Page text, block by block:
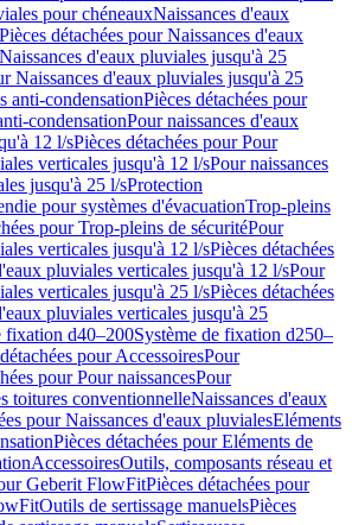
pour chéneauxNaissances d'eaux
Pièces détachées pour Naissances d'eaux
Naissances d'eaux pluviales jusqu'à 25
Naissances d'eaux pluviales jusqu'à 25
anti-condensationPièces détachées pour
condensationPour naissances d'eaux
12 l/sPièces détachées pour Pour
verticales jusqu'à 12 l/sPour naissances
jusqu'à 25 l/sProtection
pour systèmes d'évacuationTrop-pleins
pour Trop-pleins de sécuritéPour
verticales jusqu'à 12 l/sPièces détachées
pluviales verticales jusqu'à 12 l/sPour
verticales jusqu'à 25 l/sPièces détachées
pluviales verticales jusqu'à 25
fixation d40–200Système de fixation d250–
pour AccessoiresPour
pour Pour naissancesPour
toitures conventionnelleNaissances d'eaux
pour Naissances d'eaux pluvialesEléments
Pièces détachées pour Eléments de
AccessoiresOutils, composants réseau et
Geberit FlowFitPièces détachées pour
Outils de sertissage manuelsPièces